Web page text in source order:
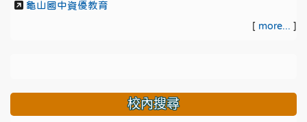
龜山國中資優教育
[ more... ]
校內搜尋